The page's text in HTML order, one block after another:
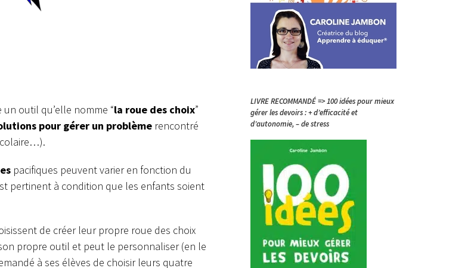
outil qu’elle nomme “la roue des choix”
pour gérer un problème rencontré
pacifiques peuvent varier en fonction du
pertinent à condition que les enfants soient
de créer leur propre roue des choix
propre outil et peut le personnaliser (en le
à ses élèves de choisir leurs quatre
LIVRE RECOMMANDÉ => 100 idées pour mieux
gérer les devoirs : + d’efficacité et
d’autonomie, – de stress